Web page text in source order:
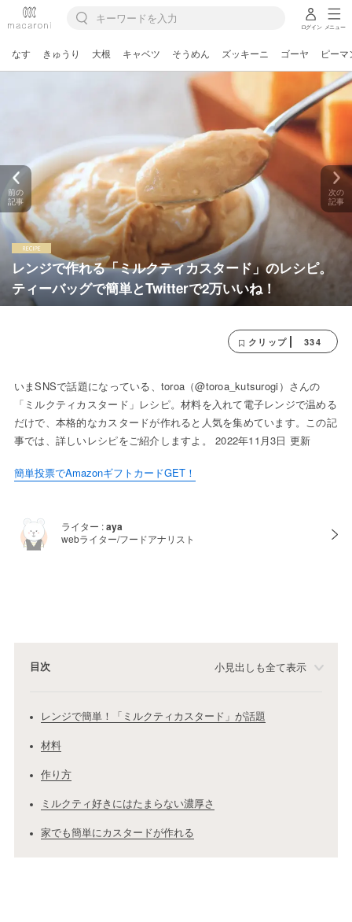
ログイン メニュー
なす きゅうり 大根 キャベツ そうめん ズッキーニ ゴーヤ ピーマ
レンジで作れる「ミルクティカスタード」のレシピ。
ティーバッグで簡単とTwitterで2万いいね！
前の
記事
次の
記事
クリップ 334
いまSNSで話題になっている、toroa（@toroa_kutsurogi）さんの
「ミルクティカスタード」レシピ。材料を入れて電子レンジで温める
だけで、本格的なカスタードが作れると人気を集めています。この記
事では、詳しいレシピをご紹介しますよ。 2022年11月3日 更新
簡単投票でAmazonギフトカードGET！
ライター :aya
webライター/フードアナリスト
目次 小見出しも全て表示
レンジで簡単！「ミルクティカスタード」が話題
材料
作り方
ミルクティ好きにはたまらない濃厚さ
家でも簡単にカスタードが作れる